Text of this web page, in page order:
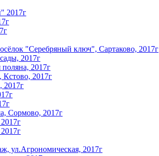
2017г
"Серебряный ключ", Сартаково, 2017г
2017г
2017г
2017г
2017г
Сормово, 2017г
ул.Агрономическая, 2017г